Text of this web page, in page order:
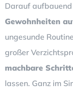
Darauf
Gewohnheiten
ungesunde
großer
machbare
lassen. Ganz im